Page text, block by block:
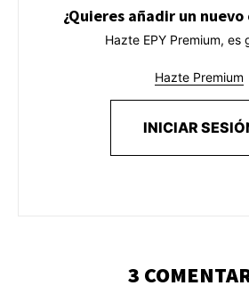
¿Quieres añadir un
Hazte EPY Premium, es
Hazte Premium
INICIAR
3